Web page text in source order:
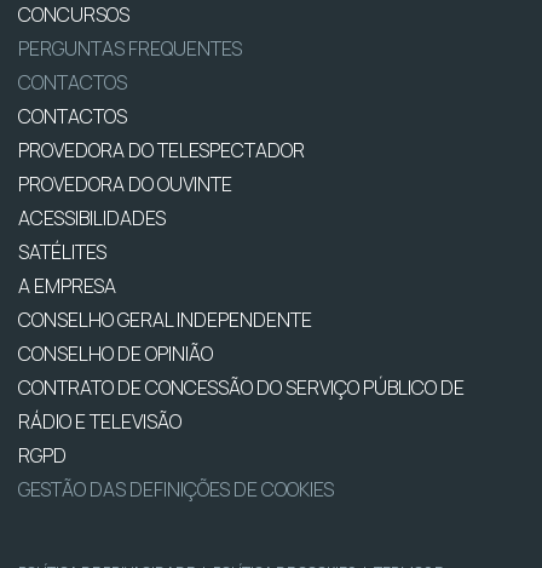
CONCURSOS
PERGUNTAS FREQUENTES
CONTACTOS
CONTACTOS
PROVEDORA DO TELESPECTADOR
PROVEDORA DO OUVINTE
ACESSIBILIDADES
SATÉLITES
A EMPRESA
CONSELHO GERAL INDEPENDENTE
CONSELHO DE OPINIÃO
CONTRATO DE CONCESSÃO DO SERVIÇO PÚBLICO DE
RÁDIO E TELEVISÃO
RGPD
GESTÃO DAS DEFINIÇÕES DE COOKIES